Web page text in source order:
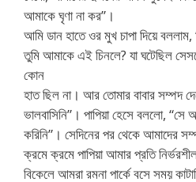
আমাকে ঘৃণা না কর”।
আমি ডান হাতে ওর মুখ চাপা দিয়ে বললাম,
তুমি আমাকে এই চিনলে? যা ঘটেছিল
কোন
হাত ছিল না। আর তোমার বাবার সম্পদ
ভালবাসিনি”। পাপিয়া হেসে বললো,
করিনি”। সেদিনের পর থেকে আমাদের
ক্রমে ক্রমে পাপিয়া আমার প্রতি
বিকেলে আমরা রমনা পার্কে বসে সময়